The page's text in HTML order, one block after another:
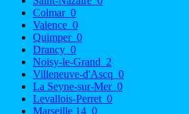
Colmar 0
Valence 0
Quimper 0
Drancy 0
Noisy-le-Grand 2
Villeneuve-d'Ascq 0
La Seyne-sur-Mer 0
Levallois-Perret 0
Marseille 14 0